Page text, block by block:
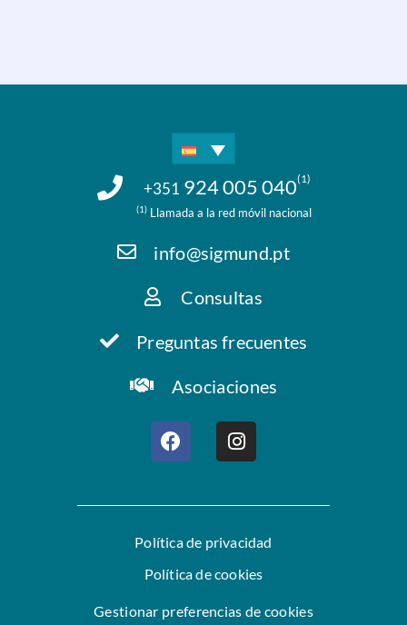
+351 924 005 040(1)
(1)Llamada a la red móvil nacional
info@sigmund.pt
Consultas
Preguntas frecuentes
Asociaciones
Política de privacidad
Política de cookies
Gestionar preferencias de cookies